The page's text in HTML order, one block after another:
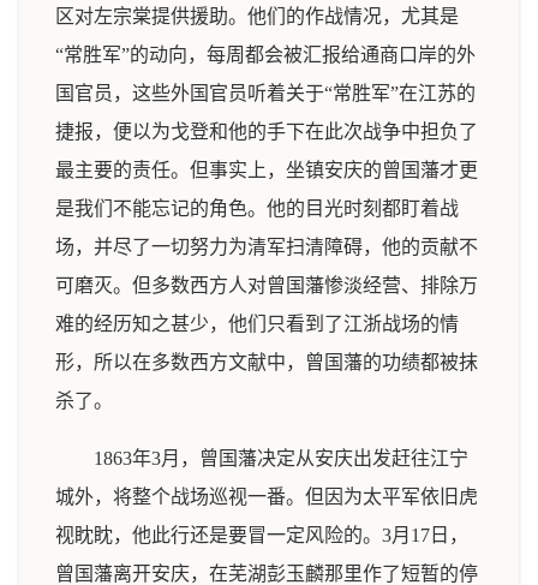
区对左宗棠提供援助。他们的作战情况，尤其是
“常胜军”的动向，每周都会被汇报给通商口岸的外
国官员，这些外国官员听着关于“常胜军”在江苏的
捷报，便以为戈登和他的手下在此次战争中担负了
最主要的责任。但事实上，坐镇安庆的曾国藩才更
是我们不能忘记的角色。他的目光时刻都盯着战
场，并尽了一切努力为清军扫清障碍，他的贡献不
可磨灭。但多数西方人对曾国藩惨淡经营、排除万
难的经历知之甚少，他们只看到了江浙战场的情
形，所以在多数西方文献中，曾国藩的功绩都被抹
杀了。
1863年3月，曾国藩决定从安庆出发赶往江宁
城外，将整个战场巡视一番。但因为太平军依旧虎
视眈眈，他此行还是要冒一定风险的。3月17日，
曾国藩离开安庆，在芜湖彭玉麟那里作了短暂的停